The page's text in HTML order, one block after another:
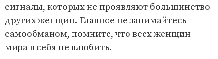
сигналы, которых не проявляют большинство
других женщин. Главное не занимайтесь
самообманом, помните, что всех женщин
мира в себя не влюбить.